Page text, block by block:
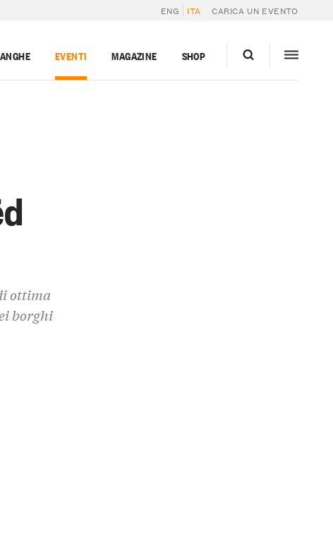
ENG ITA CARICA UN EVENTO
EVENTI MAGAZINE SHOP
ottima
borghi